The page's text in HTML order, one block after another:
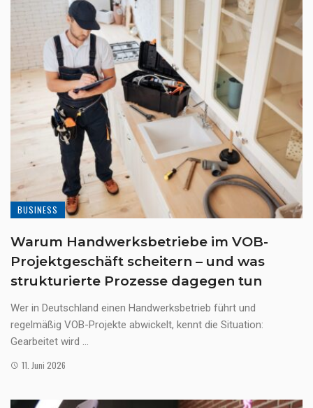
BUSINESS
Warum Handwerksbetriebe im VOB-
Projektgeschäft scheitern – und was
strukturierte Prozesse dagegen tun
Wer in Deutschland einen Handwerksbetrieb führt und
regelmäßig VOB-Projekte abwickelt, kennt die Situation:
Gearbeitet wird ...
11. Juni 2026